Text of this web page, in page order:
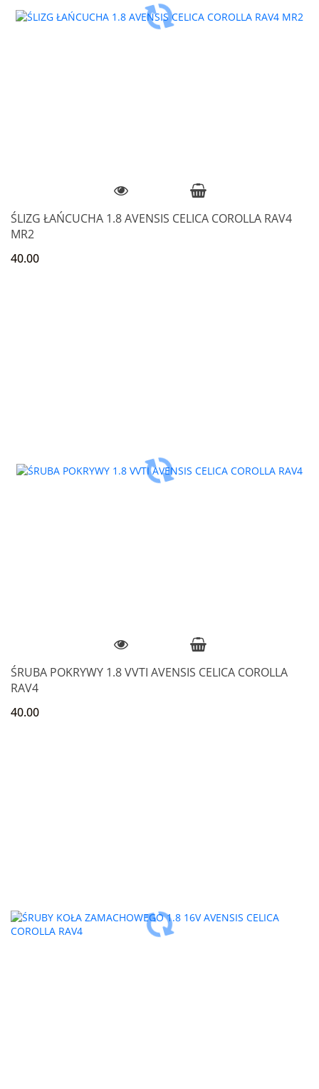
ŚLIZG ŁAŃCUCHA 1.8 AVENSIS CELICA COROLLA RAV4
MR2
40.00
ŚRUBA POKRYWY 1.8 VVTI AVENSIS CELICA COROLLA
RAV4
40.00